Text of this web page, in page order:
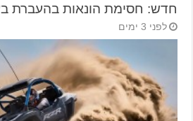
חדש: חסימת הונאות בהעברת
לפני 3 ימים